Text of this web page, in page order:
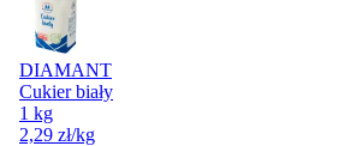
DIAMANT
Cukier biały
1 kg
2,29 zł/kg